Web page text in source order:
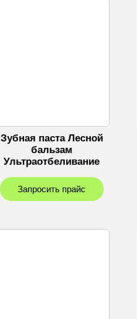
Зубная паста Лесной
бальзам
Ультраотбеливание
Запросить прайс